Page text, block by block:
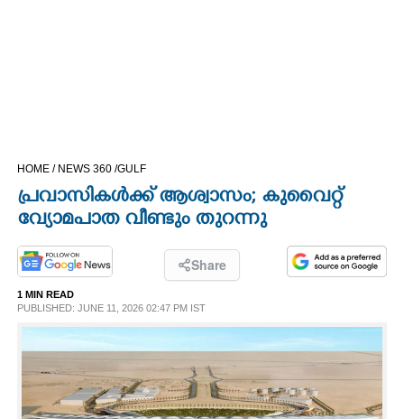
CINEMA
OPINION
PHOTOS
LIFESTYLE
SPIRITUAL
HOME / NEWS 360 /GULF
പ്രവാസികൾക്ക് ആശ്വാസം; കുവൈറ്റ്
വ്യോമപാത വീണ്ടും തുറന്നു
Share
1 MIN READ
PUBLISHED: JUNE 11, 2026 02:47 PM IST